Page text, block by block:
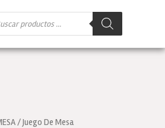
/ Juego De Mesa